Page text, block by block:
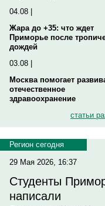
04.08 |
Жара до +35: что ждет
Приморье после
дождей
03.08 |
Москва помогает
отечественное
здравоохранение
статьи
Регион сегодня
29 Мая 2026, 16:37
Студенты
написали